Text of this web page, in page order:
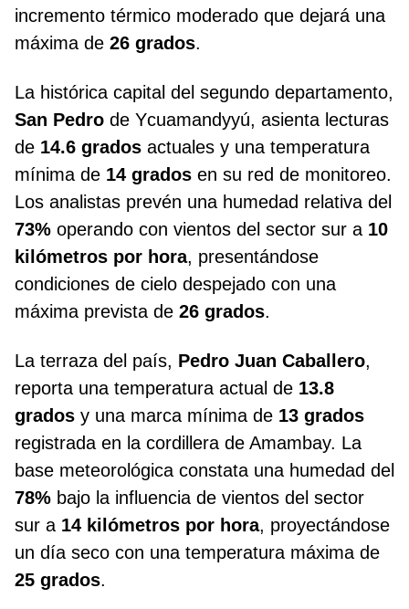
incremento térmico moderado que dejará una
máxima de 26 grados.
La histórica capital del segundo departamento,
San Pedro de Ycuamandyyú, asienta lecturas
de 14.6 grados actuales y una temperatura
mínima de 14 grados en su red de monitoreo.
Los analistas prevén una humedad relativa del
73% operando con vientos del sector sur a 10
kilómetros por hora, presentándose
condiciones de cielo despejado con una
máxima prevista de 26 grados.
La terraza del país, Pedro Juan Caballero,
reporta una temperatura actual de 13.8
grados y una marca mínima de 13 grados
registrada en la cordillera de Amambay. La
base meteorológica constata una humedad del
78% bajo la influencia de vientos del sector
sur a 14 kilómetros por hora, proyectándose
un día seco con una temperatura máxima de
25 grados.